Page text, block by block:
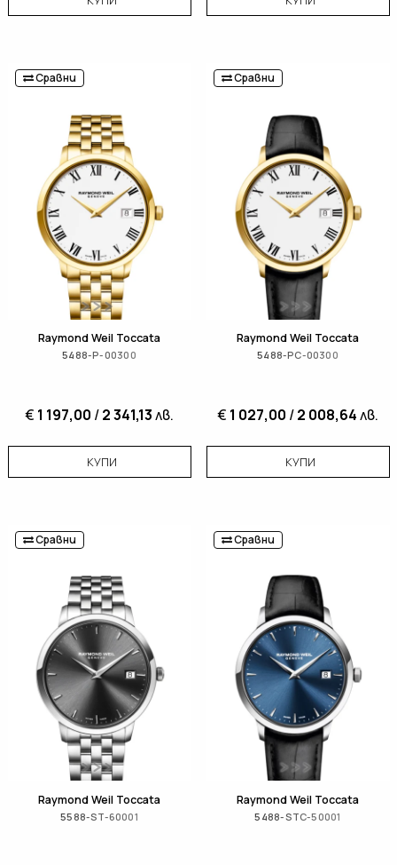
Сравни
Raymond Weil Toccata
5488-P-00300
€ 1 197,00 /2 341,13лв.
КУПИ
Сравни
Raymond Weil Toccata
5488-PC-00300
€ 1 027,00 /2 008,64лв.
КУПИ
Сравни
Raymond Weil Toccata
5588-ST-60001
Сравни
Raymond Weil Toccata
5488-STC-50001